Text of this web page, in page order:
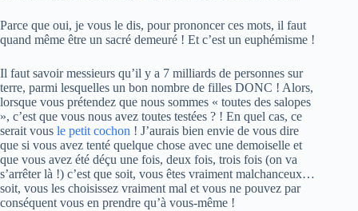
Parce que oui, je vous le dis, pour prononcer ces mots, il faut
quand même être un sacré demeuré ! Et c’est un euphémisme !
Il faut savoir messieurs qu’il y a 7 milliards de personnes sur
terre, parmi lesquelles un bon nombre de filles DONC ! Alors,
lorsque vous prétendez que nous sommes « toutes des salopes
», c’est que vous nous avez toutes testées ? ! En quel cas, ce
serait vous le petit cochon ! J’aurais bien envie de vous dire
que si vous avez tenté quelque chose avec une demoiselle et
que vous avez été déçu une fois, deux fois, trois fois (on va
s’arrêter là !) c’est que soit, vous êtes vraiment malchanceux…
soit, vous les choisissez vraiment mal et vous ne pouvez par
conséquent vous en prendre qu’à vous-même !